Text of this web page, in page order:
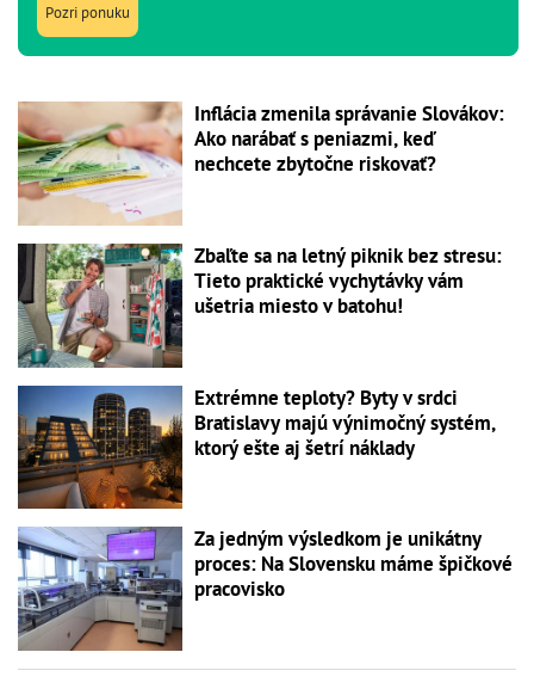
Pozri ponuku
Inflácia zmenila správanie Slovákov:
Ako narábať s peniazmi, keď
nechcete zbytočne riskovať?
Zbaľte sa na letný piknik bez stresu:
Tieto praktické vychytávky vám
ušetria miesto v batohu!
Extrémne teploty? Byty v srdci
Bratislavy majú výnimočný systém,
ktorý ešte aj šetrí náklady
Za jedným výsledkom je unikátny
proces: Na Slovensku máme špičkové
pracovisko